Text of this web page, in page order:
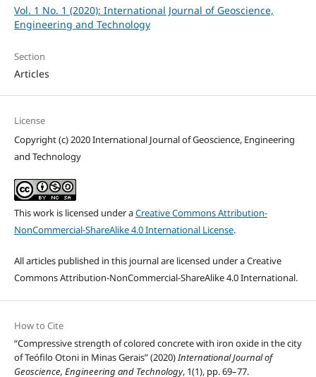
Vol. 1 No. 1 (2020): International Journal of Geoscience,
Engineering and Technology
Section
Articles
License
Copyright (c) 2020 International Journal of Geoscience, Engineering
and Technology
This work is licensed under aCreative Commons Attribution-
NonCommercial-ShareAlike 4.0 International License.
All articles published in this journal are licensed under a Creative
Commons Attribution-NonCommercial-ShareAlike 4.0 International.
How to Cite
“Compressive strength of colored concrete with iron oxide in the city
of Teófilo Otoni in Minas Gerais” (2020)International Journal of
Geoscience, Engineering and Technology, 1(1), pp. 69–77.